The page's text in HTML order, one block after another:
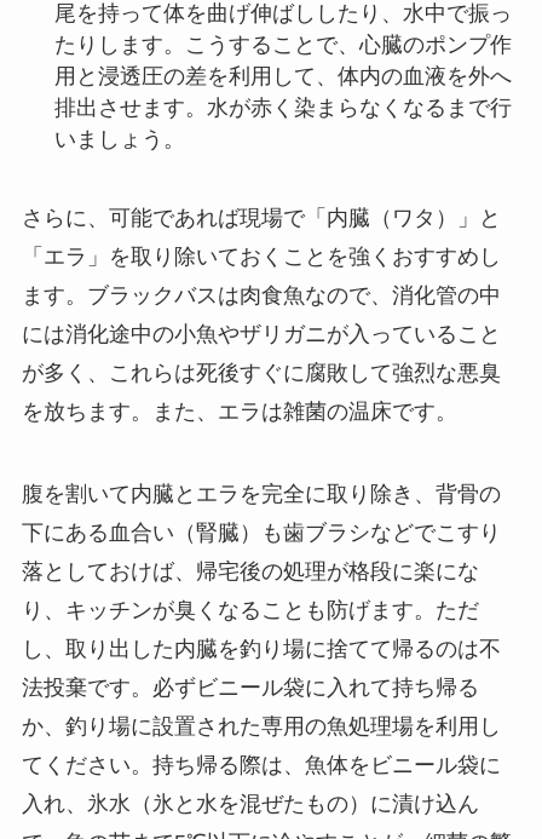
尾を持って体を曲げ伸ばししたり、水中で振っ
たりします。こうすることで、心臓のポンプ作
用と浸透圧の差を利用して、体内の血液を外へ
排出させます。水が赤く染まらなくなるまで行
いましょう。
さらに、可能であれば現場で「内臓（ワタ）」と
「エラ」を取り除いておくことを強くおすすめし
ます。ブラックバスは肉食魚なので、消化管の中
には消化途中の小魚やザリガニが入っていること
が多く、これらは死後すぐに腐敗して強烈な悪臭
を放ちます。また、エラは雑菌の温床です。
腹を割いて内臓とエラを完全に取り除き、背骨の
下にある血合い（腎臓）も歯ブラシなどでこすり
落としておけば、帰宅後の処理が格段に楽にな
り、キッチンが臭くなることも防げます。ただ
し、取り出した内臓を釣り場に捨てて帰るのは不
法投棄です。必ずビニール袋に入れて持ち帰る
か、釣り場に設置された専用の魚処理場を利用し
てください。持ち帰る際は、魚体をビニール袋に
入れ、氷水（氷と水を混ぜたもの）に漬け込ん